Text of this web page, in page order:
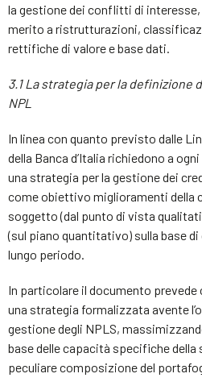
la gestione dei conflitti di interesse,
merito a ristrutturazioni,
rettifiche di valore e base dati.
3.1 La strategia per la definizione
NPL
In linea con quanto previsto dalle
della Banca d’Italia richiedono a
una strategia per la gestione dei
come obiettivo miglioramenti della
soggetto (dal punto di vista
(sul piano quantitativo) sulla base
lungo periodo.
In particolare il documento prevede
una strategia formalizzata avente
gestione degli NPLS,
base delle capacità specifiche della
peculiare composizione del